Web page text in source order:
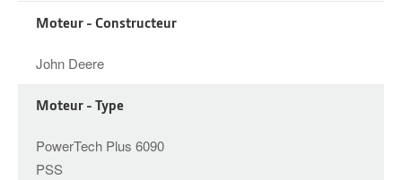
Moteur - Constructeur
John Deere
Moteur - Type
PowerTech Plus 6090
PSS